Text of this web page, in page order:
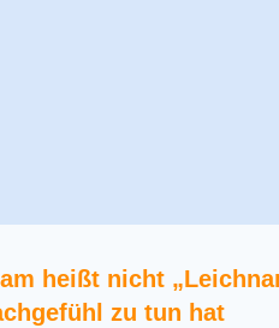
heißt nicht
zu tun hat